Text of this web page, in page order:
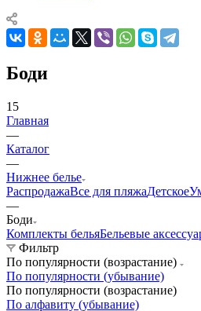
Боди
15
Главная
—
Каталог
—
Нижнее белье
РаспродажаВсе для пляжаДетское
—
Боди
Комплекты бельяБельевые
Фильтр
По популярности (возрастание)
По популярности (убывание)
По популярности (возрастание)
По алфавиту (убывание)